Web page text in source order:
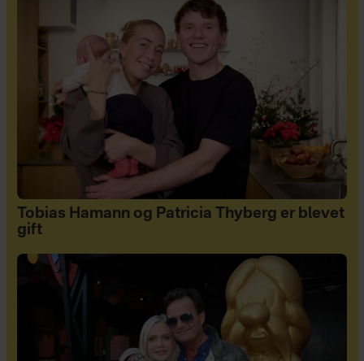
Tobias Hamann og Patricia Thyberg er blevet
gift